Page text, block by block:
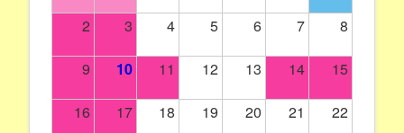
2 3 4 5 6 7 8
9 10 11 12 13 14 15
16 17 18 19 20 21 22